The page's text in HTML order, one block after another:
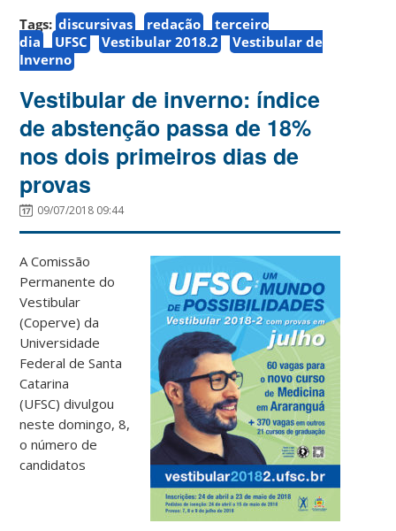
Tags: discursivas redação
terceiro
dia
UFSC Vestibular 2018.2
Vestibular de
Inverno
Vestibular de inverno: índice
de abstenção passa de 18%
nos dois primeiros dias de
provas
09/07/2018 09:44
A Comissão
Permanente do
Vestibular
(Coperve) da
Universidade
Federal de Santa
Catarina
(UFSC) divulgou
neste domingo, 8,
o número de
candidatos